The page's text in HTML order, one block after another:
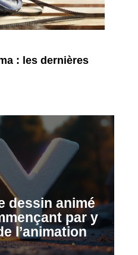
: les dernières
dessin animé
par y
l’animation